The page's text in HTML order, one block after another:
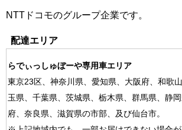
NTTドコモのグループ企業です。
配達エリア
らでぃっしゅぼーや専用車エリア
東京23区、神奈川県、愛知県、大阪府、和歌
玉県、千葉県、茨城県、栃木県、群馬県、静
府、奈良県、滋賀県の市部、及び仙台市。